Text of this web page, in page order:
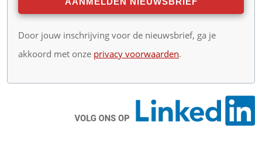
Door jouw inschrijving voor de nieuwsbrief, ga je
akkoord met onze privacy voorwaarden.